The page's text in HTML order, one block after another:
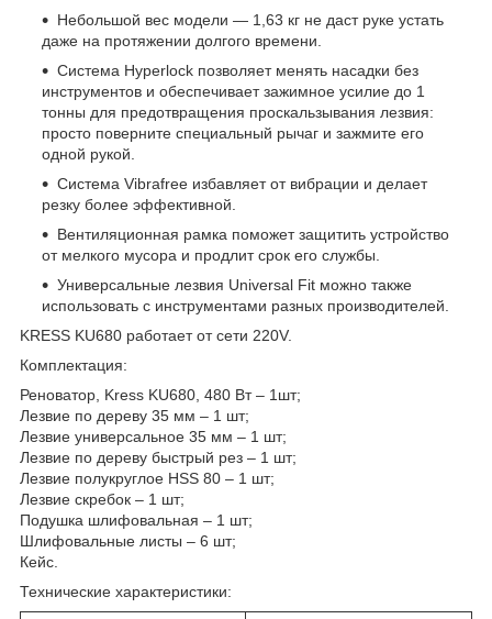
Небольшой вес модели — 1,63 кг не даст руке устать
даже на протяжении долгого времени.
Система Hyperlock позволяет менять насадки без
инструментов и обеспечивает зажимное усилие до 1
тонны для предотвращения проскальзывания лезвия:
просто поверните специальный рычаг и зажмите его
одной рукой.
Система Vibrafree избавляет от вибрации и делает
резку более эффективной.
Вентиляционная рамка поможет защитить устройство
от мелкого мусора и продлит срок его службы.
Универсальные лезвия Universal Fit можно также
использовать с инструментами разных производителей.
KRESS KU680 работает от сети 220V.
Комплектация:
Реноватор, Kress KU680, 480 Вт – 1шт;
Лезвие по дереву 35 мм – 1 шт;
Лезвие универсальное 35 мм – 1 шт;
Лезвие по дереву быстрый рез – 1 шт;
Лезвие полукруглое HSS 80 – 1 шт;
Лезвие скребок – 1 шт;
Подушка шлифовальная – 1 шт;
Шлифовальные листы – 6 шт;
Кейс.
Технические характеристики: